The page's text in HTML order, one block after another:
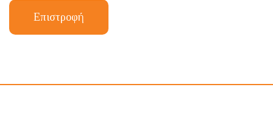
Επιστροφή